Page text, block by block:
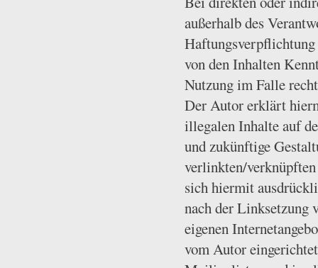
außerhalb des
von den Inhalten
Nutzung im Falle
Der Autor erklärt
illegalen Inhalte auf
und zukünftige
verlinkten/
sich hiermit
nach der Linksetzung
eigenen
vom Autor